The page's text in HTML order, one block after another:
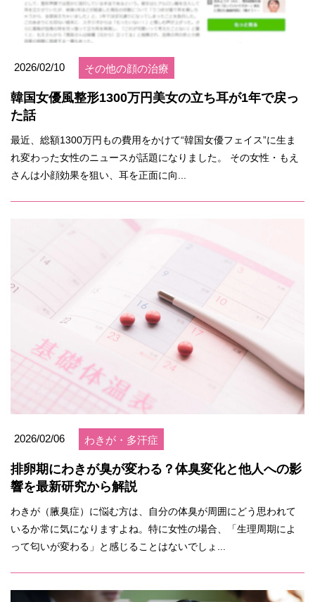
2026/02/10 その他の顔の治療
韓国女優風整形1300万円美女の立ち耳が1年で戻っ
た話
最近、総額1300万円もの費用をかけて“韓国女優フェイス”に生ま
れ変わった女性のニュースが話題になりました。 その女性・もえ
さんは小顔効果を狙い、耳を正面に向...
2026/02/06 わきが・多汗症
排卵期にわきが臭が変わる？体臭変化と他人への影
響を最新研究から解説
わきが（腋臭症）に悩む方は、自分の体臭が周囲にどう思われて
いるか常に気になりますよね。特に女性の場合、「生理周期によ
って匂いが変わる」と感じることはないでしょ...